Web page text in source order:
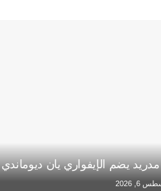
مدريد يضم الإيفواري يان ديوماندي
6, 2026